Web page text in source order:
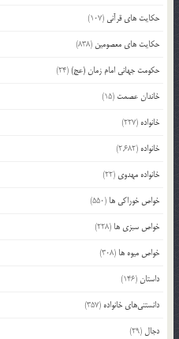
حکایت های قرآنی (107)
حکایت های معصومین (838)
حکومت جهانی امام زمان (عج)(24)
خاندان عصمت (15)
خانواده (227)
خانواده (2,682)
خانواده مهدوی (22)
خواص خوراکی ها (550)
خواص سبزی ها (228)
خواص میوه ها (308)
داستان(146)
دانستنی‌های خانواده (357)
دجال (29)